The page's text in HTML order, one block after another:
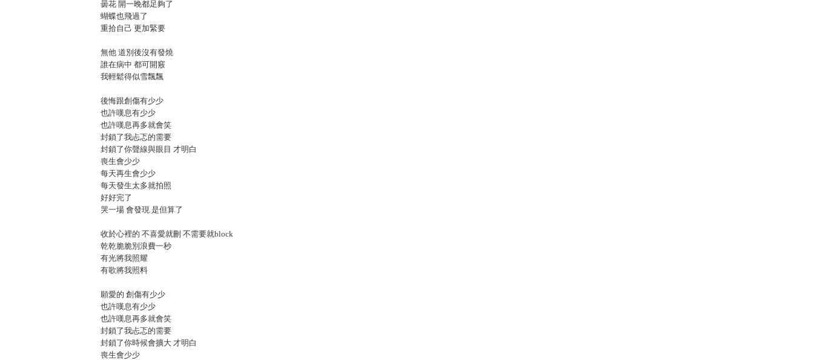
曇花 開一晚都足夠了
蝴蝶也飛過了
重拾自己 更加緊要
無他 道別後沒有發燒
誰在病中 都可開竅
我輕鬆得似雪飄飄
後悔跟創傷有少少
也許嘆息有少少
也許嘆息再多就會笑
封鎖了我忐忑的需要
封鎖了你聲線與眼目 才明白
喪生會少少
每天再生會少少
每天發生太多就拍照
好好完了
哭一場 會發現 是但算了
收於心裡的 不喜愛就刪 不需要就block
乾乾脆脆別浪費一秒
有光將我照耀
有歌將我照料
願愛的 創傷有少少
也許嘆息有少少
也許嘆息再多就會笑
封鎖了我忐忑的需要
封鎖了你時候會擴大 才明白
喪生會少少